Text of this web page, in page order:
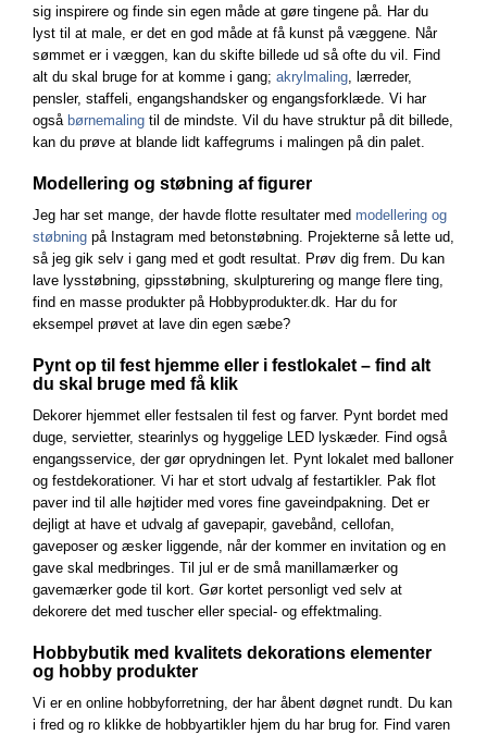
sig inspirere og finde sin egen måde at gøre tingene på. Har du
lyst til at male, er det en god måde at få kunst på væggene. Når
sømmet er i væggen, kan du skifte billede ud så ofte du vil. Find
alt du skal bruge for at komme i gang; akrylmaling, lærreder,
pensler, staffeli, engangshandsker og engangsforklæde. Vi har
også børnemaling til de mindste. Vil du have struktur på dit billede,
kan du prøve at blande lidt kaffegrums i malingen på din palet.
Modellering og støbning af figurer
Jeg har set mange, der havde flotte resultater med modellering og
støbning på Instagram med betonstøbning. Projekterne så lette ud,
så jeg gik selv i gang med et godt resultat. Prøv dig frem. Du kan
lave lysstøbning, gipsstøbning, skulpturering og mange flere ting,
find en masse produkter på Hobbyprodukter.dk. Har du for
eksempel prøvet at lave din egen sæbe?
Pynt op til fest hjemme eller i festlokalet – find alt
du skal bruge med få klik
Dekorer hjemmet eller festsalen til fest og farver. Pynt bordet med
duge, servietter, stearinlys og hyggelige LED lyskæder. Find også
engangsservice, der gør oprydningen let. Pynt lokalet med balloner
og festdekorationer. Vi har et stort udvalg af festartikler. Pak flot
paver ind til alle højtider med vores fine gaveindpakning. Det er
dejligt at have et udvalg af gavepapir, gavebånd, cellofan,
gaveposer og æsker liggende, når der kommer en invitation og en
gave skal medbringes. Til jul er de små manillamærker og
gavemærker gode til kort. Gør kortet personligt ved selv at
dekorere det med tuscher eller special- og effektmaling.
Hobbybutik med kvalitets dekorations elementer
og hobby produkter
Vi er en online hobbyforretning, der har åbent døgnet rundt. Du kan
i fred og ro klikke de hobbyartikler hjem du har brug for. Find varen